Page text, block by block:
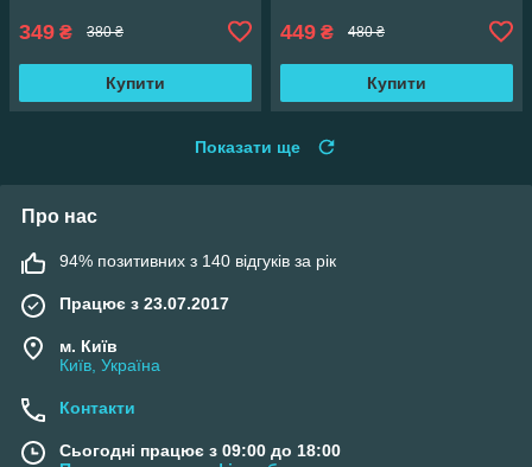
349 ₴ 380 ₴
Купити
449 ₴ 480 ₴
Купити
Показати ще
Про нас
94% позитивних з 140 відгуків за рік
Працює з 23.07.2017
м. Київ
Київ, Україна
Контакти
Сьогодні працює з 09:00 до 18:00